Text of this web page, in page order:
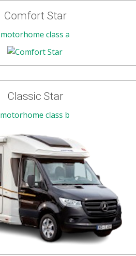
Comfort Star
motorhome class a
Classic Star
motorhome class b